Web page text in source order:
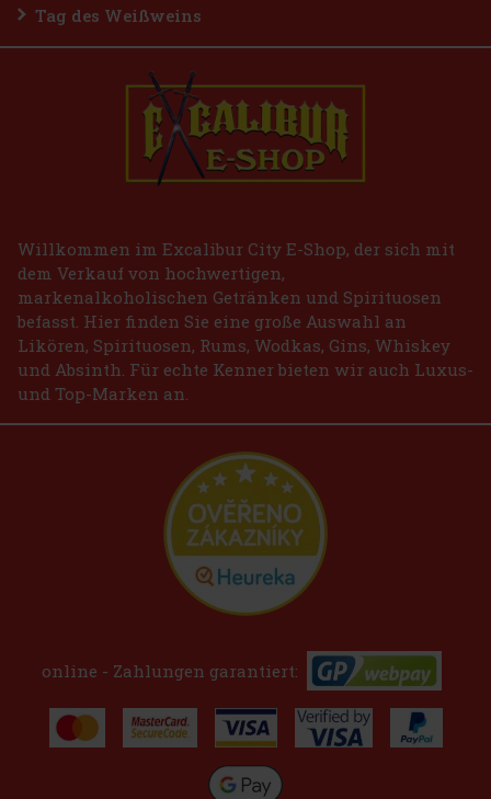
Tag des Weißweins
Willkommen im Excalibur City E-Shop, der sich mit
dem Verkauf von hochwertigen,
markenalkoholischen Getränken und Spirituosen
befasst. Hier finden Sie eine große Auswahl an
Likören, Spirituosen, Rums, Wodkas, Gins, Whiskey
und Absinth. Für echte Kenner bieten wir auch Luxus-
und Top-Marken an.
online - Zahlungen garantiert: